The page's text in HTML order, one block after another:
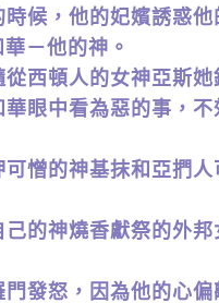
候，他的妃嬪誘惑他
－他的神。
西頓人的女神亞斯她
眼中看為惡的事，不
憎的神基抹和亞捫人
的神燒香獻祭的外邦
發怒，因為他的心偏